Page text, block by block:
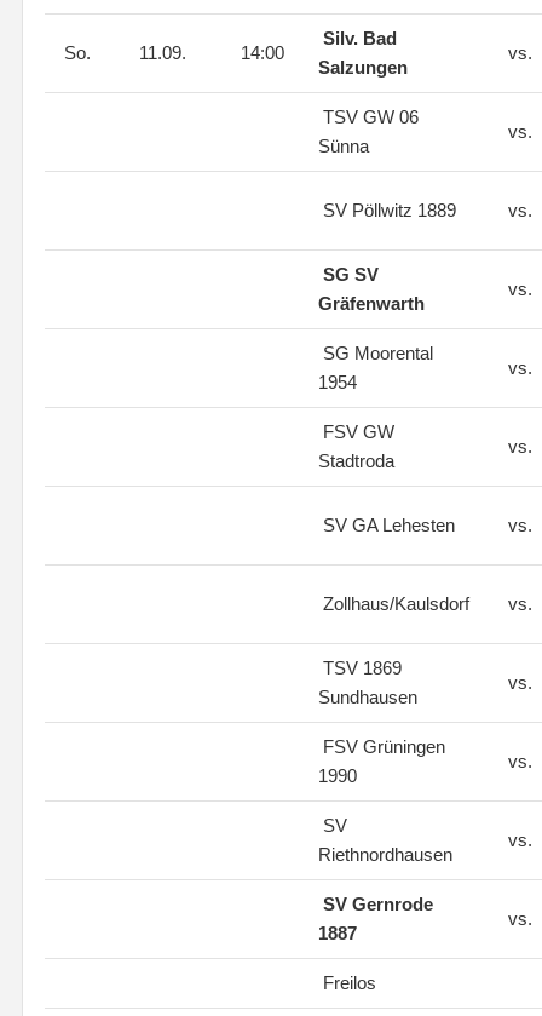
So. 11.09. 14:00
Silv. Bad
Salzungen
vs.
TSV GW 06
Sünna
vs.
SV Pöllwitz 1889 vs.
SG SV
Gräfenwarth
vs.
SG Moorental
1954
vs.
FSV GW
Stadtroda
vs.
SV GA Lehesten vs.
Zollhaus/Kaulsdorf vs.
TSV 1869
Sundhausen
vs.
FSV Grüningen
1990
vs.
SV
Riethnordhausen
vs.
SV Gernrode
1887
vs.
Freilos